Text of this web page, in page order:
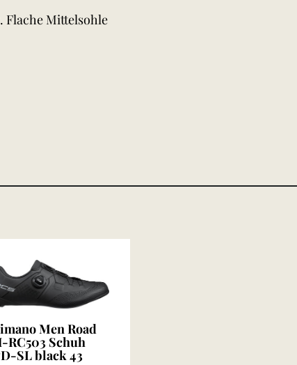
Mittelsohle
Men Road
RC503 Schuh
SL black 43